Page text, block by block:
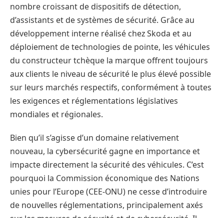
nombre croissant de dispositifs de détection,
d’assistants et de systèmes de sécurité. Grâce au
développement interne réalisé chez Skoda et au
déploiement de technologies de pointe, les véhicules
du constructeur tchèque la marque offrent toujours
aux clients le niveau de sécurité le plus élevé possible
sur leurs marchés respectifs, conformément à toutes
les exigences et réglementations législatives
mondiales et régionales.
Bien qu’il s’agisse d’un domaine relativement
nouveau, la cybersécurité gagne en importance et
impacte directement la sécurité des véhicules. C’est
pourquoi la Commission économique des Nations
unies pour l’Europe (CEE-ONU) ne cesse d’introduire
de nouvelles réglementations, principalement axés